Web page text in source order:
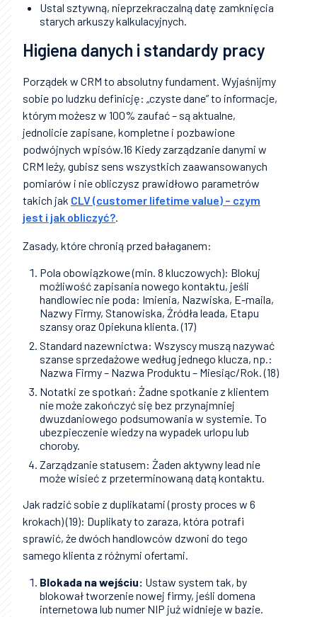
Ustal sztywną, nieprzekraczalną datę zamknięcia
starych arkuszy kalkulacyjnych.
Higiena danych i standardy pracy
Porządek w CRM to absolutny fundament. Wyjaśnijmy
sobie po ludzku definicję: „czyste dane” to informacje,
którym możesz w 100% zaufać – są aktualne,
jednolicie zapisane, kompletne i pozbawione
podwójnych wpisów.16 Kiedy zarządzanie danymi w
CRM leży, gubisz sens wszystkich zaawansowanych
pomiarów i nie obliczysz prawidłowo parametrów
takich jak CLV (customer lifetime value) – czym
jest i jak obliczyć?.
Zasady, które chronią przed bałaganem:
Pola obowiązkowe (min. 8 kluczowych): Blokuj
możliwość zapisania nowego kontaktu, jeśli
handlowiec nie poda: Imienia, Nazwiska, E-maila,
Nazwy Firmy, Stanowiska, Źródła leada, Etapu
szansy oraz Opiekuna klienta. (17)
Standard nazewnictwa: Wszyscy muszą nazywać
szanse sprzedażowe według jednego klucza, np.:
Nazwa Firmy – Nazwa Produktu – Miesiąc/Rok. (18)
Notatki ze spotkań: Żadne spotkanie z klientem
nie może zakończyć się bez przynajmniej
dwuzdaniowego podsumowania w systemie. To
ubezpieczenie wiedzy na wypadek urlopu lub
choroby.
Zarządzanie statusem: Żaden aktywny lead nie
może wisieć z przeterminowaną datą kontaktu.
Jak radzić sobie z duplikatami (prosty proces w 6
krokach) (19): Duplikaty to zaraza, która potrafi
sprawić, że dwóch handlowców dzwoni do tego
samego klienta z różnymi ofertami.
Blokada na wejściu: Ustaw system tak, by
blokował tworzenie nowej firmy, jeśli domena
internetowa lub numer NIP już widnieje w bazie.